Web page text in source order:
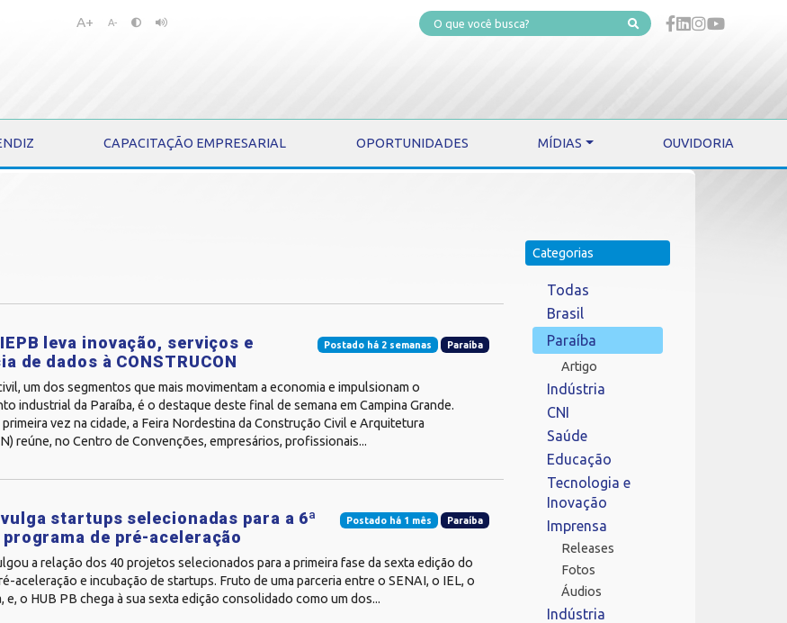
Pular
Pular
A+ A-
CAPACITAÇÃO EMPRESARIAL OPORTUNIDADES MÍDIAS OUVIDORIA
Postado há 2 semanas Paraíba
leva inovação, serviços e
de dados à CONSTRUCON
um dos segmentos que mais movimentam a economia e impulsionam o
industrial da Paraíba, é o destaque deste final de semana em Campina Grande.
vez na cidade, a Feira Nordestina da Construção Civil e Arquitetura
reúne, no Centro de Convenções, empresários, profissionais...
Postado há 1 mês Paraíba
startups selecionadas para a 6ª
de pré-aceleração
a relação dos 40 projetos selecionados para a primeira fase da sexta edição do
aceleração e incubação de startups. Fruto de uma parceria entre o SENAI, o IEL, o
e, o HUB PB chega à sua sexta edição consolidado como um dos...
Categorias
Todas
Brasil
Paraíba
Artigo
Indústria
CNI
Saúde
Educação
Tecnologia e
Inovação
Imprensa
Releases
Fotos
Áudios
Indústria